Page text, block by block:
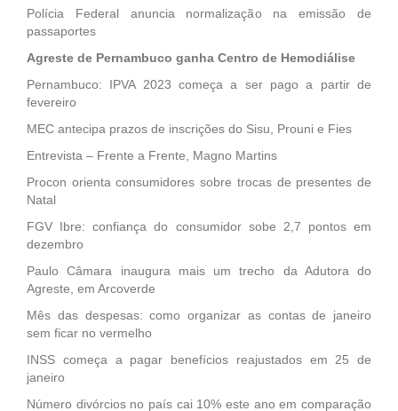
Polícia Federal anuncia normalização na emissão de
passaportes
Agreste de Pernambuco ganha Centro de Hemodiálise
Pernambuco: IPVA 2023 começa a ser pago a partir de
fevereiro
MEC antecipa prazos de inscrições do Sisu, Prouni e Fies
Entrevista – Frente a Frente, Magno Martins
Procon orienta consumidores sobre trocas de presentes de
Natal
FGV Ibre: confiança do consumidor sobe 2,7 pontos em
dezembro
Paulo Câmara inaugura mais um trecho da Adutora do
Agreste, em Arcoverde
Mês das despesas: como organizar as contas de janeiro
sem ficar no vermelho
INSS começa a pagar benefícios reajustados em 25 de
janeiro
Número divórcios no país cai 10% este ano em comparação